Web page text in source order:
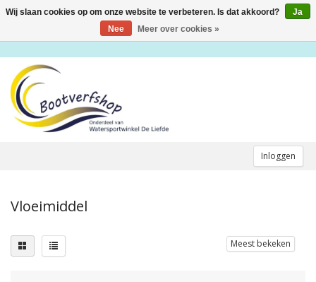
Inloggen
Toggle
Vloeimiddel
Meest bekeken
Wij slaan cookies op om onze website te verbeteren. Is dat akkoord?
Ja
Nee
Meer over cookies »